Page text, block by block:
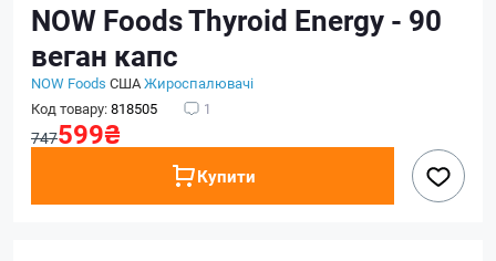
NOW Foods Thyroid Energy - 90
веган капс
NOW Foods СШАЖироспалювачі
Код товару:818505 1
747599₴
Купити